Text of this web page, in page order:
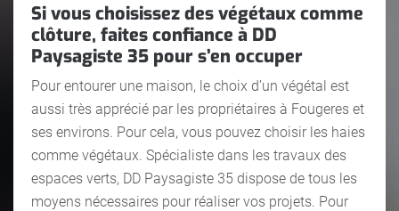
Si vous choisissez des végétaux comme
clôture, faites confiance à DD
Paysagiste 35 pour s’en occuper
Pour entourer une maison, le choix d’un végétal est
aussi très apprécié par les propriétaires à Fougeres et
ses environs. Pour cela, vous pouvez choisir les haies
comme végétaux. Spécialiste dans les travaux des
espaces verts, DD Paysagiste 35 dispose de tous les
moyens nécessaires pour réaliser vos projets. Pour